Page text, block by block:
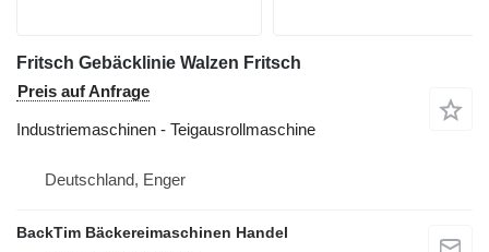
Fritsch Gebäcklinie Walzen Fritsch
Preis auf Anfrage
Industriemaschinen - Teigausrollmaschine
Deutschland, Enger
BackTim Bäckereimaschinen Handel